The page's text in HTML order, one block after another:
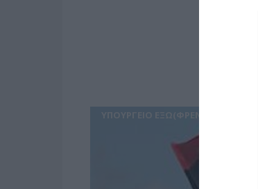
ΥΠΟΥΡΓΕΙΟ ΕΞΩ(ΦΡΕΝ)ΙΚΩΝ